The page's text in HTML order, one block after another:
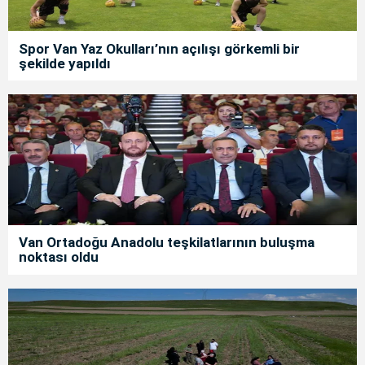
Spor Van Yaz Okulları’nın açılışı görkemli bir
şekilde yapıldı
Van Ortadoğu Anadolu teşkilatlarının buluşma
noktası oldu